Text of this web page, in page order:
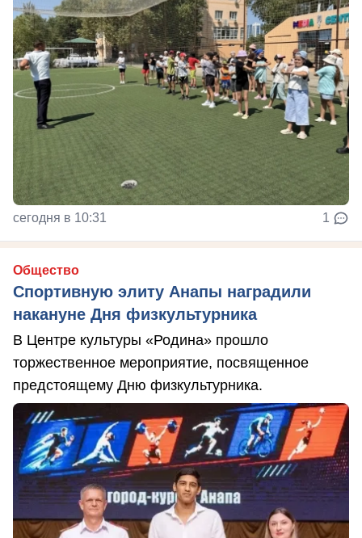
сегодня в 10:31 1
Общество
Спортивную элиту Анапы наградили
накануне Дня физкультурника
В Центре культуры «Родина» прошло
торжественное мероприятие, посвященное
предстоящему Дню физкультурника.